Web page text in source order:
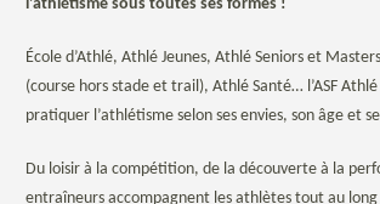
l’athlétisme sous toutes ses formes !
École d’Athlé, Athlé Jeunes, Athlé Seniors et
(course hors stade et trail), Athlé Santé… l’ASF
pratiquer l’athlétisme selon ses envies, son âge et
Du loisir à la compétition, de la découverte à la
entraîneurs accompagnent les athlètes tout au long